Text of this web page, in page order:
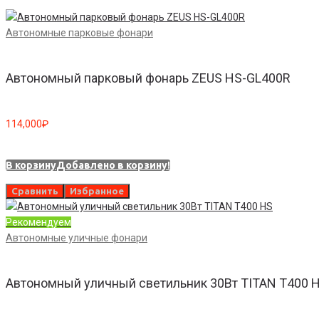
Автономные парковые фонари
Автономный парковый фонарь ZEUS HS-GL400R
114,000₽
В корзинуДобавлено в корзину!
Сравнить Избранное
Рекомендуем
Автономные уличные фонари
Автономный уличный светильник 30Вт TITAN T400